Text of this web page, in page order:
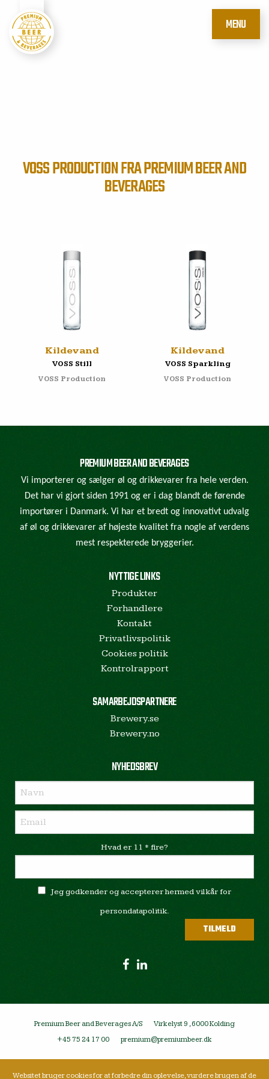
MENU
VOSS PRODUCTION FRA PREMIUM BEER AND
BEVERAGES
Kildevand
VOSS Still
VOSS Production
Kildevand
VOSS Sparkling
VOSS Production
PREMIUM BEER AND BEVERAGES
Vi importerer og sælger øl og drikkevarer fra hele verden.
Det har vi gjort siden 1991 og er i dag blandt de førende
importører i Danmark. Vi har et bredt og innovativt udvalg
af øl og drikkevarer af højeste kvalitet fra nogle af verdens
mest respekterede bryggerier.
NYTTIGE LINKS
Produkter
Forhandlere
Kontakt
Privatlivspolitik
Cookies politik
Kontrolrapport
SAMARBEJDSPARTNERE
Brewery.se
Brewery.no
NYHEDSBREV
Hvad er 11 * fire?
Jeg godkender og accepterer hermed vilkår for
persondatapolitik.
Premium Beer and Beverages A/S
Virkelyst 9 , 6000 Kolding
+45 75 24 17 00
premium@premiumbeer.dk
Websitet bruger cookies for at forbedre din oplevelse, vurdere brugen af de